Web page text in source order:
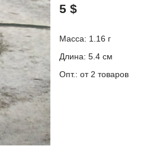
5 $
Масса: 1.16 г
Длина: 5.4 см
Опт.: от 2 товаров